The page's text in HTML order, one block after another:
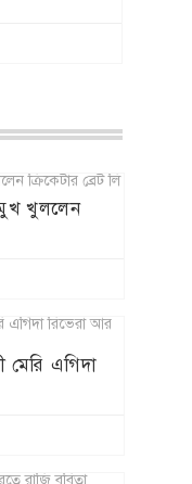
মুখ খুললেন
মেরি এগিদা